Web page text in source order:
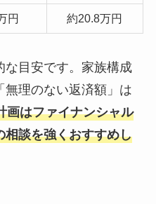
円 約20.8万円
な目安です。家族構成
理のない返済額」は
画はファイナンシャル
相談を強くおすすめし